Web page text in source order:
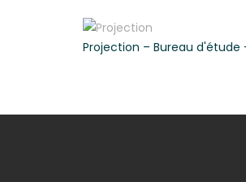
Projection – Bureau d'étude